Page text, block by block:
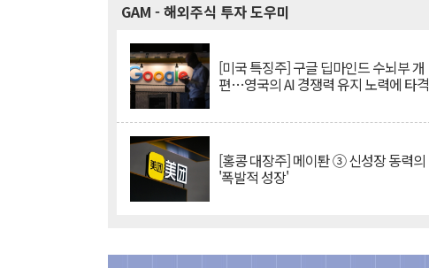
GAM - 해외주식 투자 도우미
[미국 특징주] 구글 딥마인드 수뇌부 개
편…영국의 AI 경쟁력 유지 노력에 타격
[홍콩 대장주] 메이퇀 ③ 신성장 동력의
'폭발적 성장'